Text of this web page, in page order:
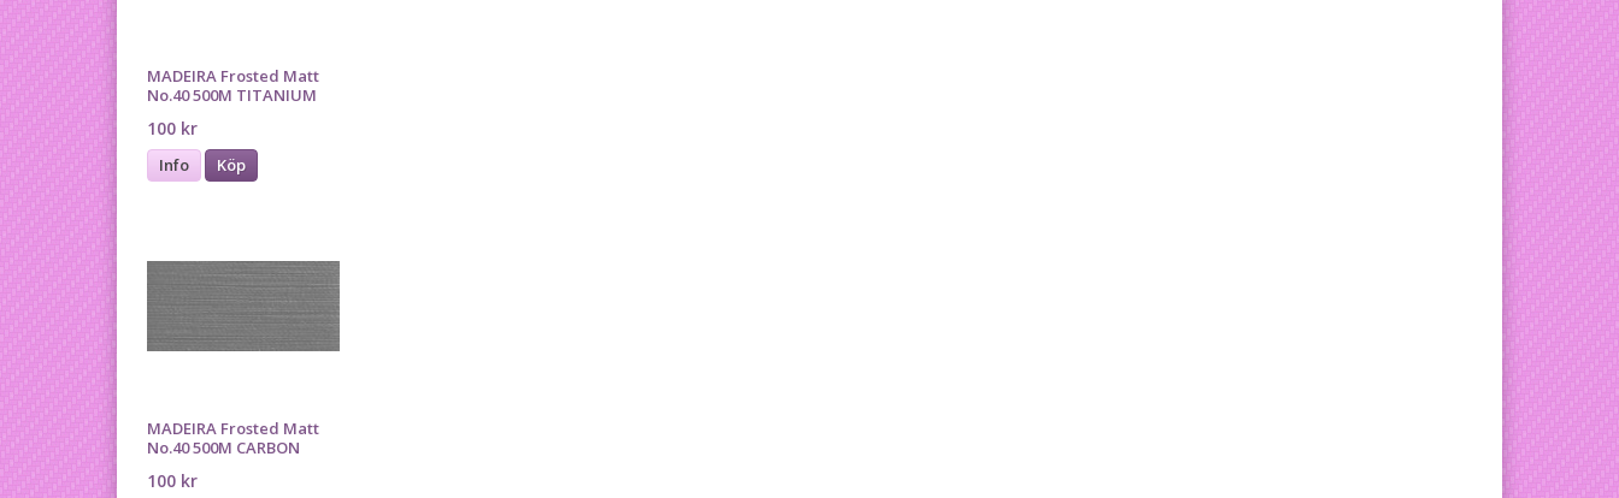
MADEIRA Frosted Matt
No.40 500M TITANIUM
100 kr
Info Köp
MADEIRA Frosted Matt
No.40 500M CARBON
100 kr